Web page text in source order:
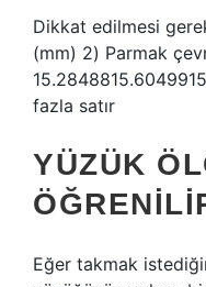
Dikkat edilmesi
(mm) 2) Parmak
fazla satır
YÜZÜK
Eğer takmak